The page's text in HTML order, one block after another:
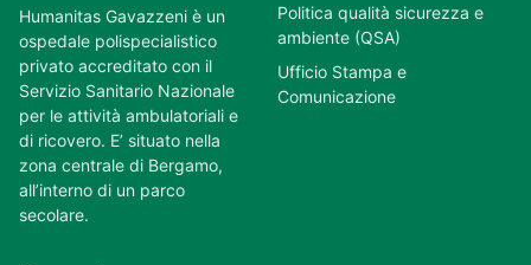
Humanitas Gavazzeni è un
ospedale polispecialistico
privato accreditato con il
Servizio Sanitario Nazionale
per le attività ambulatoriali e
di ricovero. E’ situato nella
zona centrale di Bergamo,
all’interno di un parco
secolare.
Politica qualità sicurezza e
ambiente (QSA)
Ufficio Stampa e
Comunicazione